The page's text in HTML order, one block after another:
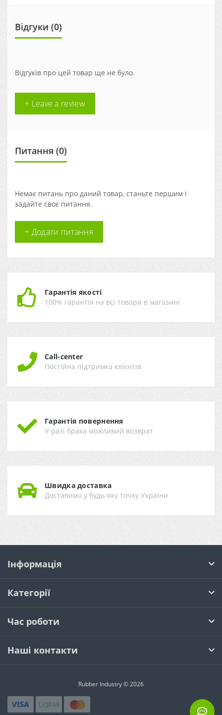
Відгуки (0)
Відгуків про цей товар ще не було.
+ Leave a review
Питання (0)
Немає питань про даний товар, станьте першим і
задайте своє питання.
+ Додати питання
Гарантія якості
100% гарантія на всі товари в магазині
Call-center
Постійна підтримка клієнтів
Гарантія повернення
У разі брака можливий возврат
Швидка доставка
Доставимо у будь-яку точку України
Інформація
Категорії
Час роботи
Наші контакти
Rubber Industry © 2026